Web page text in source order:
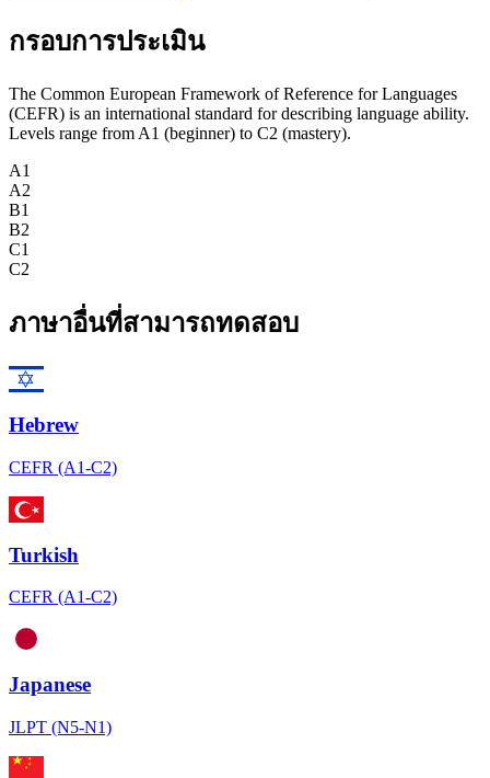
กรอบการประเมิน
The Common European Framework of Reference for Languages
(CEFR) is an international standard for describing language ability.
Levels range from A1 (beginner) to C2 (mastery).
A1
A2
B1
B2
C1
C2
ภาษาอื่นที่สามารถทดสอบ
Hebrew
CEFR (A1-C2)
Turkish
CEFR (A1-C2)
Japanese
JLPT (N5-N1)